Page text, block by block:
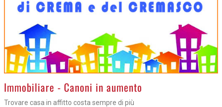
>Immobiliare - Canoni in aumento
Trovare casa in affitto costa sempre di più